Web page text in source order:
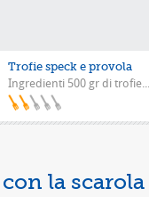
Trofie speck e provola
Ingredienti 500 gr di trofie...
la scarola